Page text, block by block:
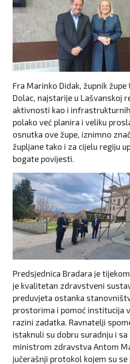
Fra Marinko Didak, župnik župe
Dolac, najstarije u Lašvanskoj
aktivnosti kao i
polako već planira i veliku
osnutka ove župe, iznimno
župljane tako i za cijelu regiju
bogate povijesti.
Predsjednica Bradara je
je kvalitetan zdravstveni
preduvjeta ostanka
prostorima i pomoć institucija
razini zadatka. Ravnatelji
istaknuli su dobru suradnju i sa
ministrom zdravstva Antom
jučerašnji protokol kojem su